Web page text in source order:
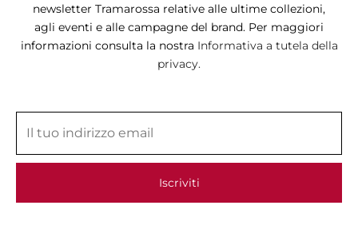
newsletter Tramarossa relative alle ultime collezioni,
agli eventi e alle campagne del brand. Per maggiori
informazioni consulta la nostra Informativa a tutela della
privacy.